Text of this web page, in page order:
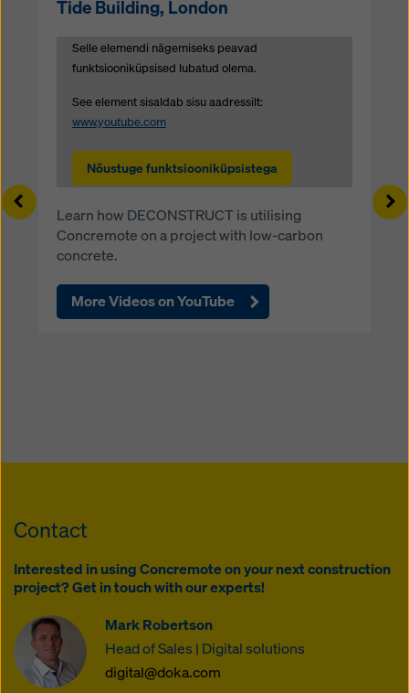
Tide Building, London
Selle elemendi nägemiseks peavad
funktsiooniküpsised lubatud olema.
See element sisaldab sisu aadressilt:
www.youtube.com
Nõustuge funktsiooniküpsistega
Learn how DECONSTRUCT is utilising
Concremote on a project with low-carbon
concrete.
More Videos on YouTube
Left
Contact
Interested in using Concremote on your next construction
project? Get in touch with our experts!
Mark Robertson
Head of Sales | Digital solutions
digital@doka.com